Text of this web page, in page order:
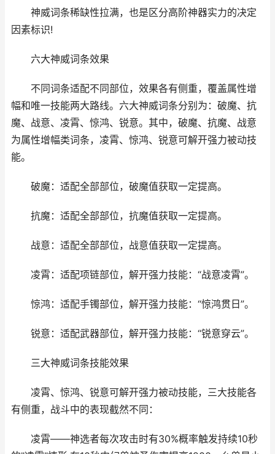
神威词条稀缺性拉满，也是区分高阶神器实力的决定
因素标识!
六大神威词条效果
不同词条适配不同部位，效果各有侧重，覆盖属性增
幅和唯一技能两大路线。六大神威词条分别为：破魔、抗
魔、战意、凌霄、惊鸿、锐意。其中，破魔、抗魔、战意
为属性增幅类词条，凌霄、惊鸿、锐意可解开强力被动技
能。
破魔：适配全部部位，破魔值获取一定提高。
抗魔：适配全部部位，抗魔值获取一定提高。
战意：适配全部部位，战意值获取一定提高。
凌霄：适配项链部位，解开强力技能：“战意凌霄”。
惊鸿：适配手镯部位，解开强力技能：“惊鸿贯日”。
锐意：适配武器部位，解开强力技能：“锐意穿云”。
三大神威词条技能效果
凌霄、惊鸿、锐意可解开强力被动技能，三大技能各
有侧重，战斗中的表现截然不同：
凌霄——神选者每次攻击时有30%概率触发持续10秒